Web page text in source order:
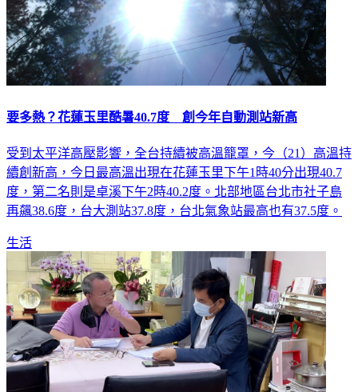
要多熱？花蓮玉里酷暑40.7度 創今年自動測站新高
受到太平洋高壓影響，全台持續被高溫籠罩，今（21）高溫持
續創新高，今日最高溫出現在花蓮玉里下午1時40分出現40.7
度，第二名則是卓溪下午2時40.2度。北部地區台北市社子島
再飆38.6度，台大測站37.8度，台北氣象站最高也有37.5度。
生活